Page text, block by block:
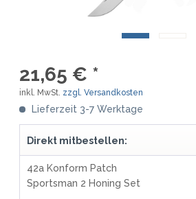
21,65 € *
inkl. MwSt. zzgl. Versandkosten
Lieferzeit 3-7 Werktage
Direkt mitbestellen:
42a Konform Patch
Sportsman 2 Honing Set